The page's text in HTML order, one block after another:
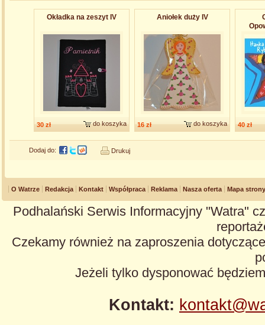
Okładka na zeszyt IV
30 zł do koszyka
Aniołek duży IV
16 zł do koszyka 40 zł
Dodaj do: Drukuj
O Watrze Redakcja Kontakt Współpraca Reklama Nasza oferta Mapa strony
Podhalański Serwis Informacyjny "Watra"
Czekamy również na zaproszenia
Jeżeli tylko dysponować
Kontakt: